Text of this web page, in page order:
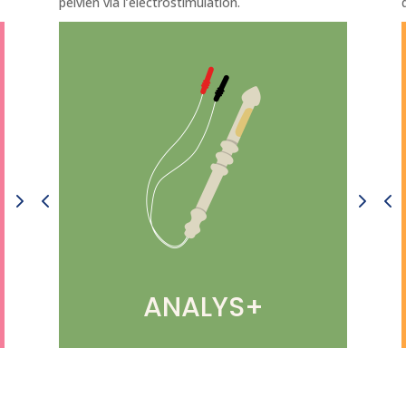
NOVATYS ANALIAINTELLISTIM UG